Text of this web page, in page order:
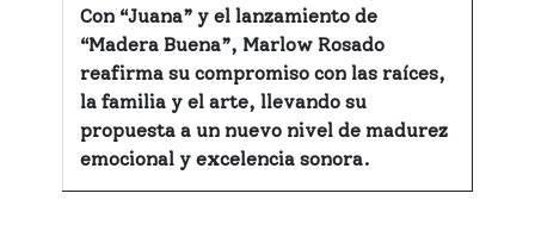
Con “Juana” y el lanzamiento de
“Madera Buena”, Marlow Rosado
reafirma su compromiso con las raíces,
la familia y el arte, llevando su
propuesta a un nuevo nivel de madurez
emocional y excelencia sonora.